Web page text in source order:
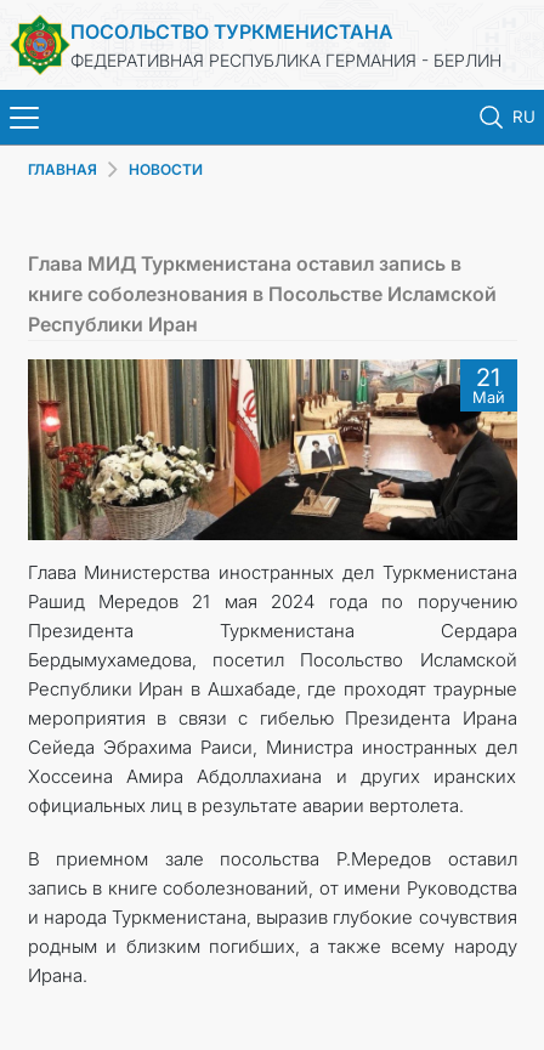
ПОСОЛЬСТВО ТУРКМЕНИСТАНА
ФЕДЕРАТИВНАЯ РЕСПУБЛИКА ГЕРМАНИЯ - БЕРЛИН
RU
ТУРКМЕНИСТАН
КОНСУЛЬСКИЙ ОТДЕЛ
ИНВЕСТИЦИИ В ТУРКМЕНИСТАН
КОНТАКТНЫЕ ДАННЫЕ
ГЛАВНАЯ НОВОСТИ
Глава МИД Туркменистана оставил запись в
книге соболезнования в Посольстве Исламской
Республики Иран
21
Май
Глава Министерства иностранных дел Туркменистана
Рашид Мередов 21 мая 2024 года по поручению
Президента Туркменистана Сердара
Бердымухамедова, посетил Посольство Исламской
Республики Иран в Ашхабаде, где проходят траурные
мероприятия в связи с гибелью Президента Ирана
Сейеда Эбрахима Раиси, Министра иностранных дел
Хоссеина Амира Абдоллахиана и других иранских
официальных лиц в результате аварии вертолета.
В приемном зале посольства Р.Мередов оставил
запись в книге соболезнований, от имени Руководства
и народа Туркменистана, выразив глубокие сочувствия
родным и близким погибших, а также всему народу
Ирана.